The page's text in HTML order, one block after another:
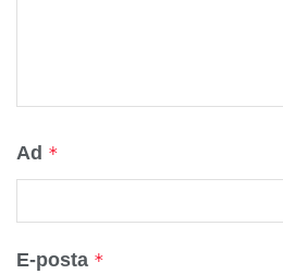
Ad *
E-posta *